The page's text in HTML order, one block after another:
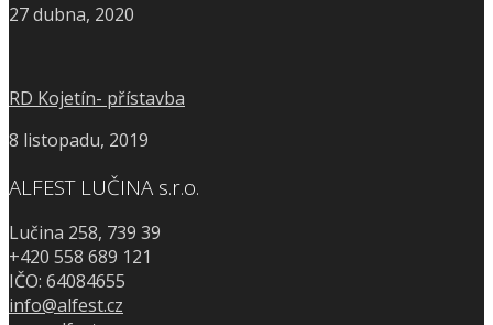
27 dubna, 2020
RD Kojetín- přístavba
8 listopadu, 2019
ALFEST LUČINA s.r.o.
Lučina 258, 739 39
+420 558 689 121
IČO: 64084655
info@alfest.cz